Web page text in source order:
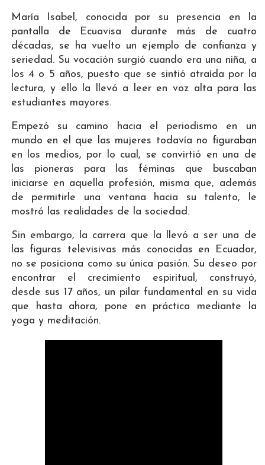
María Isabel, conocida por su presencia en la
pantalla de Ecuavisa durante más de cuatro
décadas, se ha vuelto un ejemplo de confianza y
seriedad. Su vocación surgió cuando era una niña, a
los 4 o 5 años, puesto que se sintió atraída por la
lectura, y ello la llevó a leer en voz alta para las
estudiantes mayores.
Empezó su camino hacia el periodismo en un
mundo en el que las mujeres todavía no figuraban
en los medios, por lo cual, se convirtió en una de
las pioneras para las féminas que buscaban
iniciarse en aquella profesión, misma que, además
de permitirle una ventana hacia su talento, le
mostró las realidades de la sociedad.
Sin embargo, la carrera que la llevó a ser una de
las figuras televisivas más conocidas en Ecuador,
no se posiciona como su única pasión. Su deseo por
encontrar el crecimiento espiritual, construyó,
desde sus 17 años, un pilar fundamental en su vida
que hasta ahora, pone en práctica mediante la
yoga y meditación.